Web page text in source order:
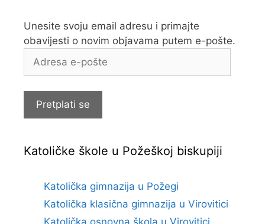
Unesite svoju email adresu i primajte
obavijesti o novim objavama putem e-pošte.
e-
Pretplati se
Katoličke škole u Požeškoj biskupiji
Katolička gimnazija u Požegi
Katolička klasična gimnazija u Virovitici